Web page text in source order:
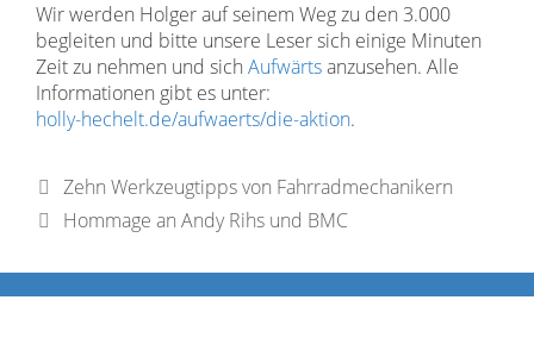
Wir werden Holger auf seinem Weg zu den 3.000
begleiten und bitte unsere Leser sich einige Minuten
Zeit zu nehmen und sich Aufwärtsanzusehen. Alle
Informationen gibt es unter:
holly-hechelt.de/aufwaerts/die-aktion.
Zehn Werkzeugtipps von Fahrradmechanikern
Hommage an Andy Rihs und BMC